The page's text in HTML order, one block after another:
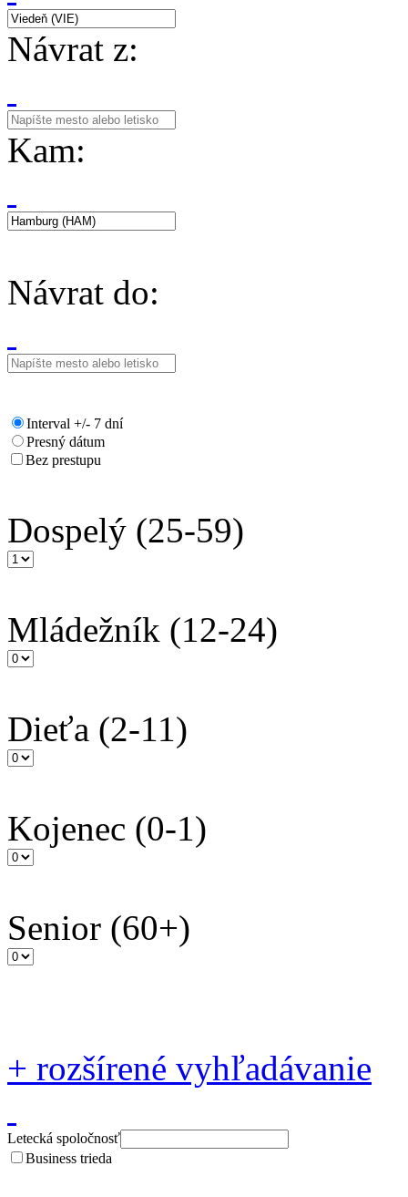
Návrat z:
Kam:
Návrat do:
Interval +/- 7 dní
Presný dátum
Bez prestupu
Dospelý (25-59)
Mládežník (12-24)
Dieťa (2-11)
Kojenec (0-1)
Senior (60+)
+ rozšírené vyhľadávanie
Letecká spoločnosť
Business trieda